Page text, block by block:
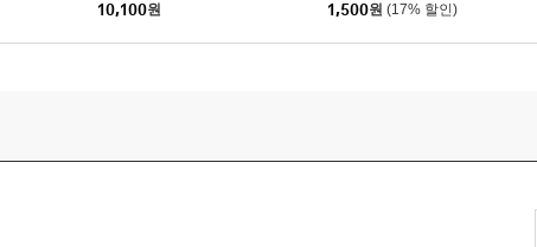
10,100원
1,500원 (17% 할인)